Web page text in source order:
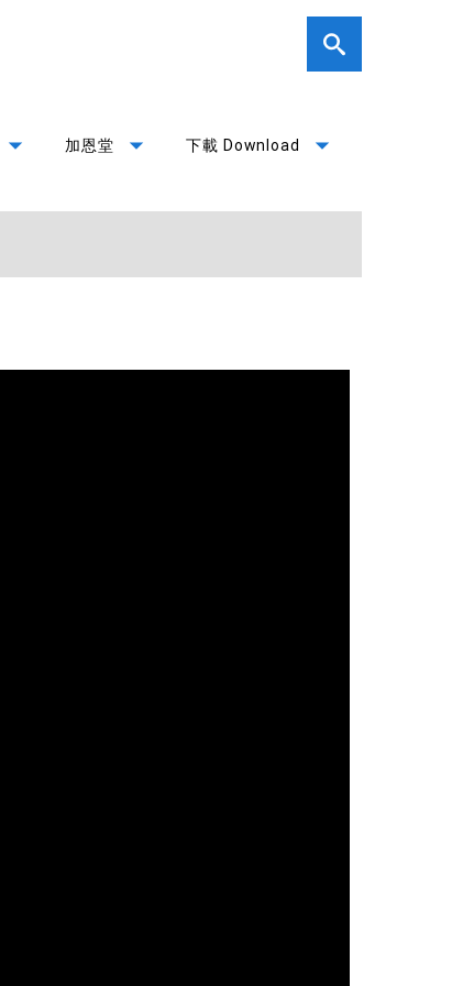
arrow_drop_down 加恩堂 arrow_drop_down 下載 Download arrow_drop_down